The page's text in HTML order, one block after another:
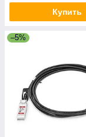
Купить
–5%